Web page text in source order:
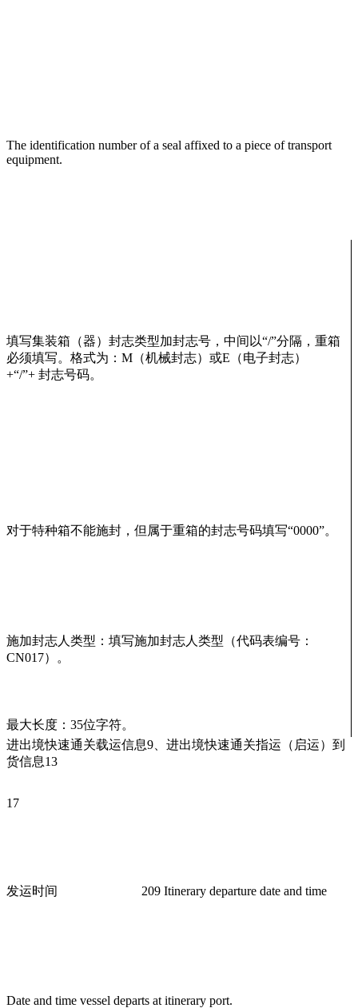
The identification number of a seal affixed to a piece of transport
equipment.
填写集装箱（器）封志类型加封志号，中间以“/”分隔，重箱
必须填写。格式为：M（机械封志）或E（电子封志）
+“/”+ 封志号码。
对于特种箱不能施封，但属于重箱的封志号码填写“0000”。
施加封志人类型：填写施加封志人类型（代码表编号：
CN017）。
最大长度：35位字符。
进出境快速通关载运信息9、进出境快速通关指运（启运）到
货信息13
17
发运时间 209 Itinerary departure date and time
Date and time vessel departs at itinerary port.